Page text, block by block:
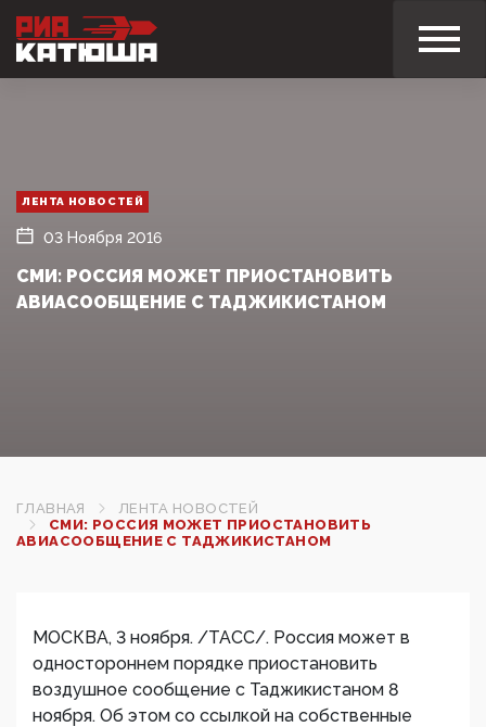
ЛЕНТА НОВОСТЕЙ
03 Ноября 2016
СМИ: РОССИЯ МОЖЕТ ПРИОСТАНОВИТЬ
АВИАСООБЩЕНИЕ С ТАДЖИКИСТАНОМ
ГЛАВНАЯ
ЛЕНТА НОВОСТЕЙ
СМИ: РОССИЯ МОЖЕТ ПРИОСТАНОВИТЬ
АВИАСООБЩЕНИЕ С ТАДЖИКИСТАНОМ
МОСКВА, 3 ноября. /ТАСС/. Россия может в
одностороннем порядке приостановить
воздушное сообщение с Таджикистаном 8
ноября. Об этом со ссылкой на собственные